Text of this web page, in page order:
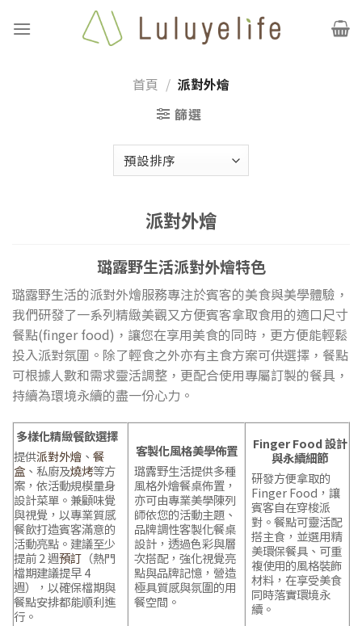
首頁 / 派對外燴
篩選
派對外燴
璐露野生活派對外燴特色
璐露野生活的派對外燴服務專注於賓客的美食與美學體驗，
我們研發了一系列精緻美觀又方便賓客拿取食用的適口尺寸
餐點(finger food)，讓您在享用美食的同時，更方便能輕鬆
投入派對氛圍。除了輕食之外亦有主食方案可供選擇，餐點
可根據人數和需求靈活調整，更配合使用專屬訂製的餐具，
持續為環境永續的盡一份心力。
多樣化精緻餐飲選擇
提供派對外燴 、 餐
盒 、私廚及燒烤等方
案，依活動規模量身
設計菜單。兼顧味覺
與視覺，以專業質感
餐飲打造賓客滿意的
活動亮點。 建議至少
提前 2 週預訂 （熱門
檔期建議提早 4
週），以確保檔期與
餐點安排都能順利進
行。
客製化風格美學佈置
璐露野生活提供多種
風格外燴餐桌佈置，
亦可由專業美學陳列
師依您的活動主題、
品牌調性客製化餐桌
設計 ，透過色彩與層
次搭配，強化視覺亮
點與品牌記憶，營造
極具質感與氛圍的用
餐空間。
Finger Food 設計
與永續細節
研發方便拿取的
Finger Food，讓
賓客自在穿梭派
對。餐點可靈活配
搭主食，並選用精
美環保餐具、可重
複使用的風格裝飾
材料，在享受美食
同時落實環境永
續。